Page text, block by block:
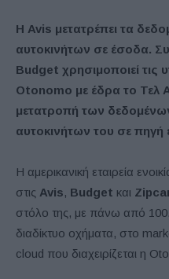
Η Avis μετατρέπει τα
αυτοκινήτων σε έσοδα.
Budget χρησιμοποιεί τις
Otonomo με έδρα το Τελ
μετατροπή των
αυτοκινήτων του σε πηγή
Η αμερικανική εταιρεία
στις Avis, Budget και
στόλο της, με πάνω από
διαδίκτυο οχήματα, στο
cloud που διαχειρίζεται η